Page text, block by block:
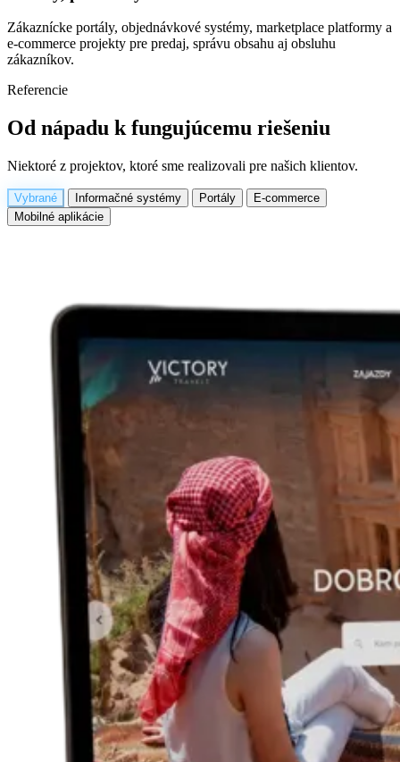
Zákaznícke portály, objednávkové systémy, marketplace platformy a
e-commerce projekty pre predaj, správu obsahu aj obsluhu
zákazníkov.
Referencie
Od nápadu k fungujúcemu riešeniu
Niektoré z projektov, ktoré sme realizovali pre našich klientov.
Vybrané Informačné systémy Portály
E-commerce
Mobilné aplikácie